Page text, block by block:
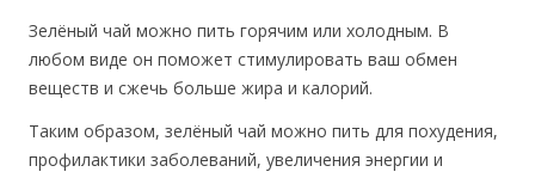
Зелёный чай можно пить горячим или холодным. В
любом виде он поможет стимулировать ваш обмен
веществ и сжечь больше жира и калорий.
Таким образом, зелёный чай можно пить для похудения,
профилактики заболеваний, увеличения энергии и